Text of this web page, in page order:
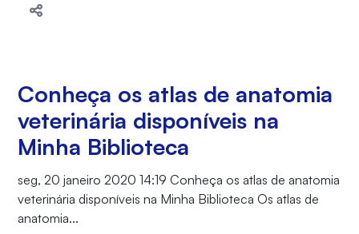
Conheça os atlas de anatomia
veterinária disponíveis na
Minha Biblioteca
seg, 20 janeiro 2020 14:19 Conheça os atlas de anatomia
veterinária disponíveis na Minha Biblioteca Os atlas de
anatomia...